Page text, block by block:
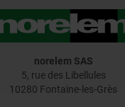
norelem SAS
5, rue des Libellules
10280 Fontaine-les-Grès